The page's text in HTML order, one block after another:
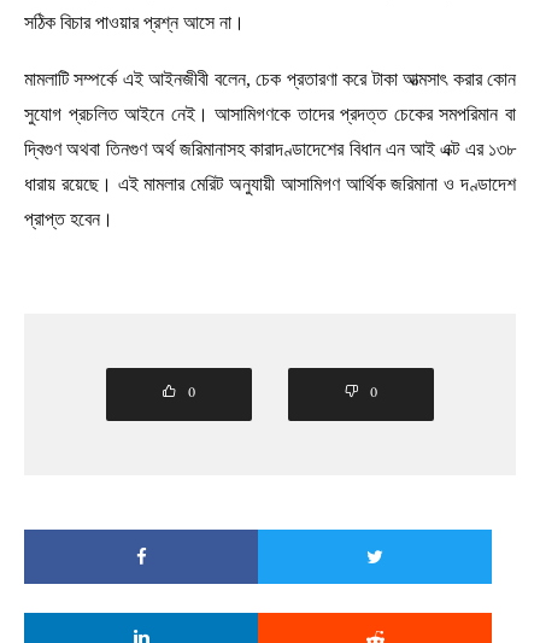
সঠিক বিচার পাওয়ার প্রশ্ন আসে না।
মামলাটি সম্পর্কে এই আইনজীবী বলেন, চেক প্রতারণা করে টাকা আত্মসাৎ করার কোন
সুযোগ প্রচলিত আইনে নেই। আসামিগণকে তাদের প্রদত্ত চেকের সমপরিমান বা
দ্বিগুণ অথবা তিনগুণ অর্থ জরিমানাসহ কারাদণ্ডাদেশের বিধান এন আই এক্ট এর ১৩৮
ধারায় রয়েছে। এই মামলার মেরিট অনুযায়ী আসামিগণ আর্থিক জরিমানা ও দণ্ডাদেশ
প্রাপ্ত হবেন।
0 0